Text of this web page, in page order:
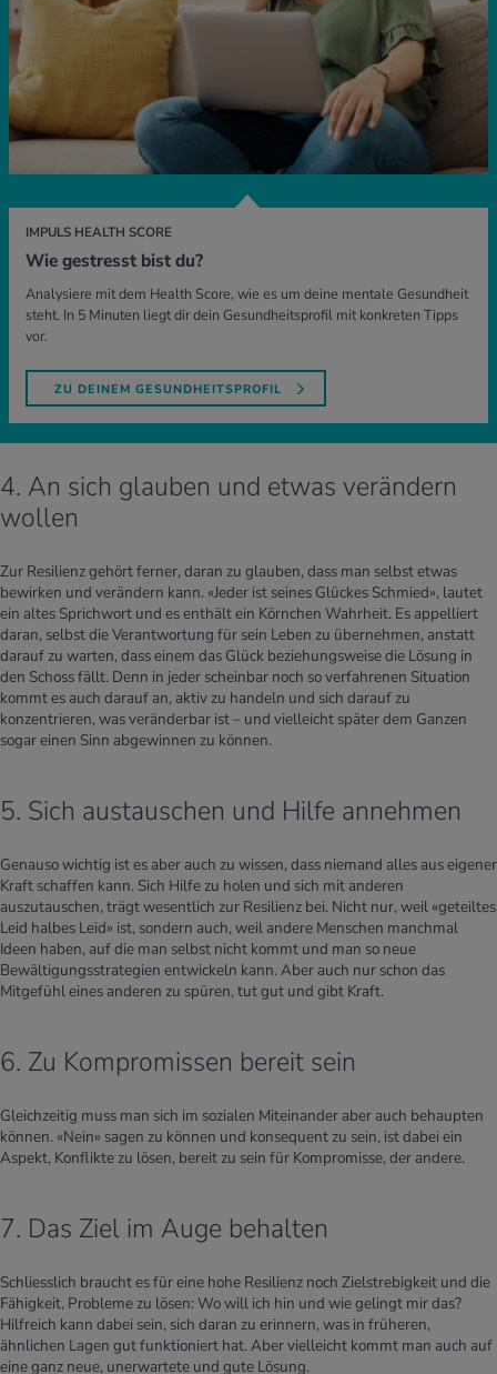
IMPULS HEALTH SCORE
Wie gestresst bist du?
Analysiere mit dem Health Score, wie es um deine mentale Gesundheit
steht. In 5 Minuten liegt dir dein Gesundheitsprofil mit konkreten Tipps
vor.
ZU DEINEM GESUNDHEITSPROFIL
4. An sich glauben und etwas verändern
wollen
Zur Resilienz gehört ferner, daran zu glauben, dass man selbst etwas
bewirken und verändern kann. «Jeder ist seines Glückes Schmied», lautet
ein altes Sprichwort und es enthält ein Körnchen Wahrheit. Es appelliert
daran, selbst die Verantwortung für sein Leben zu übernehmen, anstatt
darauf zu warten, dass einem das Glück beziehungsweise die Lösung in
den Schoss fällt. Denn in jeder scheinbar noch so verfahrenen Situation
kommt es auch darauf an, aktiv zu handeln und sich darauf zu
konzentrieren, was veränderbar ist – und vielleicht später dem Ganzen
sogar einen Sinn abgewinnen zu können.
5. Sich austauschen und Hilfe annehmen
Genauso wichtig ist es aber auch zu wissen, dass niemand alles aus eigener
Kraft schaffen kann. Sich Hilfe zu holen und sich mit anderen
auszutauschen, trägt wesentlich zur Resilienz bei. Nicht nur, weil «geteiltes
Leid halbes Leid» ist, sondern auch, weil andere Menschen manchmal
Ideen haben, auf die man selbst nicht kommt und man so neue
Bewältigungsstrategien entwickeln kann. Aber auch nur schon das
Mitgefühl eines anderen zu spüren, tut gut und gibt Kraft.
6. Zu Kompromissen bereit sein
Gleichzeitig muss man sich im sozialen Miteinander aber auch behaupten
können. «Nein» sagen zu können und konsequent zu sein, ist dabei ein
Aspekt, Konflikte zu lösen, bereit zu sein für Kompromisse, der andere.
7. Das Ziel im Auge behalten
Schliesslich braucht es für eine hohe Resilienz noch Zielstrebigkeit und die
Fähigkeit, Probleme zu lösen: Wo will ich hin und wie gelingt mir das?
Hilfreich kann dabei sein, sich daran zu erinnern, was in früheren,
ähnlichen Lagen gut funktioniert hat. Aber vielleicht kommt man auch auf
eine ganz neue, unerwartete und gute Lösung.